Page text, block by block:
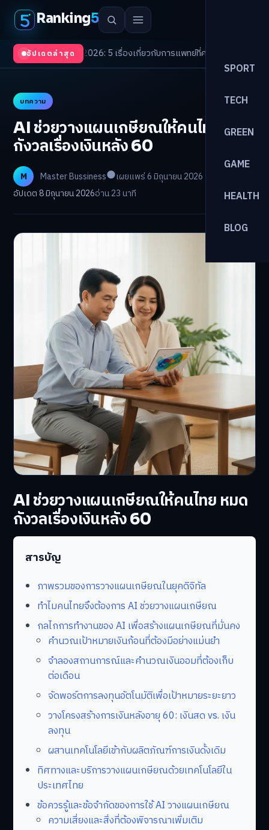
Ranking5
SPORT
TECH
GREEN
GAME
HEALTH
BLOG
อัปเดตล่าสุด
2026: 5 เรื่องเกี่ยวกับการแพทย์ที่ควรรู้/ดอกเบี้ยขาขึ้นรอบใหม่! จั
บทความ
AI ช่วยวางแผนเกษียณให้คนไทย หมด
กังวลเรื่องเงินหลัง 60
M Master Bussiness
เผยแพร่ 6 มิถุนายน 2026
อัปเดต 8 มิถุนายน 2026อ่าน 23 นาที
AI ช่วยวางแผนเกษียณให้คนไทย หมด
กังวลเรื่องเงินหลัง 60
สารบัญ
ภาพรวมของการวางแผนเกษียณในยุคดิจิทัล
ทำไมคนไทยจึงต้องการ AI ช่วยวางแผนเกษียณ
กลไกการทำงานของ AI เพื่อสร้างแผนเกษียณที่มั่นคง
คำนวณเป้าหมายเงินก้อนที่ต้องมีอย่างแม่นยำ
จำลองสถานการณ์และคำนวณเงินออมที่ต้องเก็บ
ต่อเดือน
จัดพอร์ตการลงทุนอัตโนมัติเพื่อเป้าหมายระยะยาว
วางโครงสร้างการเงินหลังอายุ 60: เงินสด vs. เงิน
ลงทุน
ผสานเทคโนโลยีเข้ากับผลิตภัณฑ์การเงินดั้งเดิม
ทิศทางและบริการวางแผนเกษียณด้วยเทคโนโลยีใน
ประเทศไทย
ข้อควรรู้และข้อจำกัดของการใช้ AI วางแผนเกษียณ
ความเสี่ยงและสิ่งที่ต้องพิจารณาเพิ่มเติม